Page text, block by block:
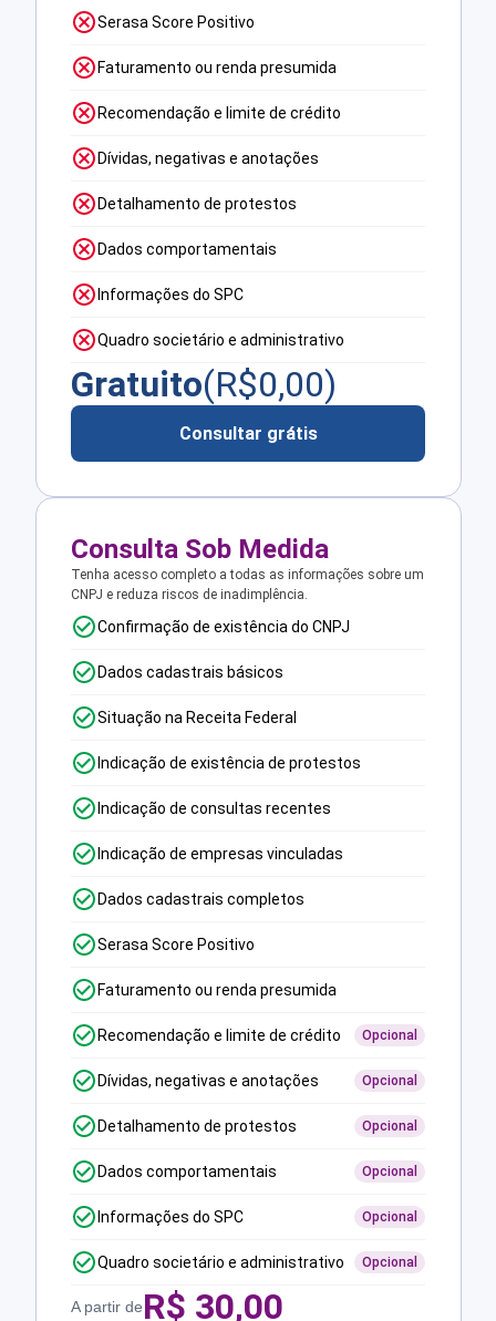
Serasa Score Positivo
Faturamento ou renda presumida
Recomendação e limite de crédito
Dívidas, negativas e anotações
Detalhamento de protestos
Dados comportamentais
Informações do SPC
Quadro societário e administrativo
Gratuito(R$0,00)
Consultar grátis
Consulta Sob Medida
Tenha acesso completo a todas as informações sobre um
CNPJ e reduza riscos de inadimplência.
Confirmação de existência do CNPJ
Dados cadastrais básicos
Situação na Receita Federal
Indicação de existência de protestos
Indicação de consultas recentes
Indicação de empresas vinculadas
Dados cadastrais completos
Serasa Score Positivo
Faturamento ou renda presumida
Recomendação e limite de crédito Opcional
Dívidas, negativas e anotações Opcional
Detalhamento de protestos Opcional
Dados comportamentais Opcional
Informações do SPC Opcional
Quadro societário e administrativo Opcional
A partir deR$ 30,00